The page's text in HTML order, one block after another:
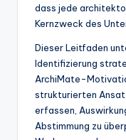
o
w
dass jede
Kernzweck des
Dieser Leitfaden
Identifizierung
ArchiMate-
strukturierten
erfassen,
Abstimmung zu